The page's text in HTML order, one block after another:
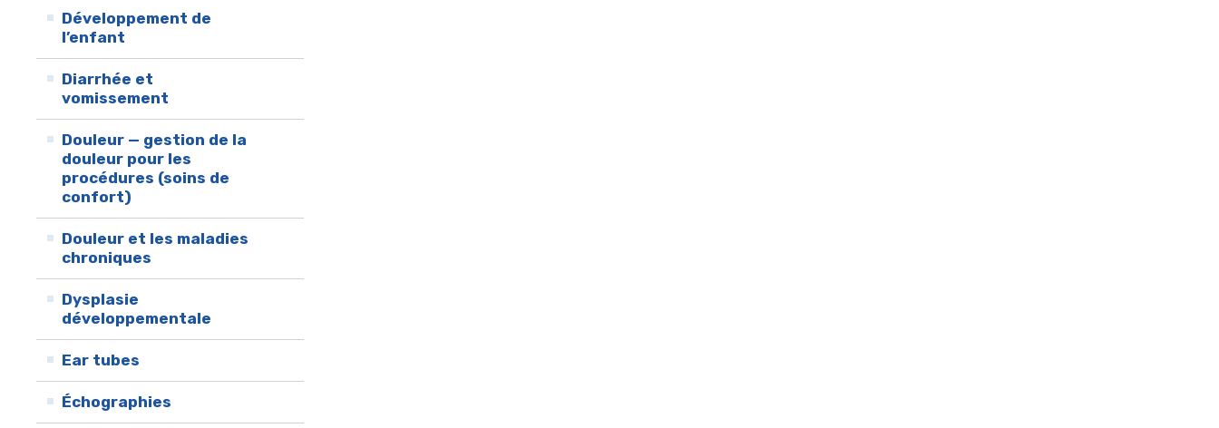
Développement de
l’enfant
Diarrhée et
vomissement
Douleur — gestion de la
douleur pour les
procédures (soins de
confort)
Douleur et les maladies
chroniques
Dysplasie
développementale
Ear tubes
Échographies